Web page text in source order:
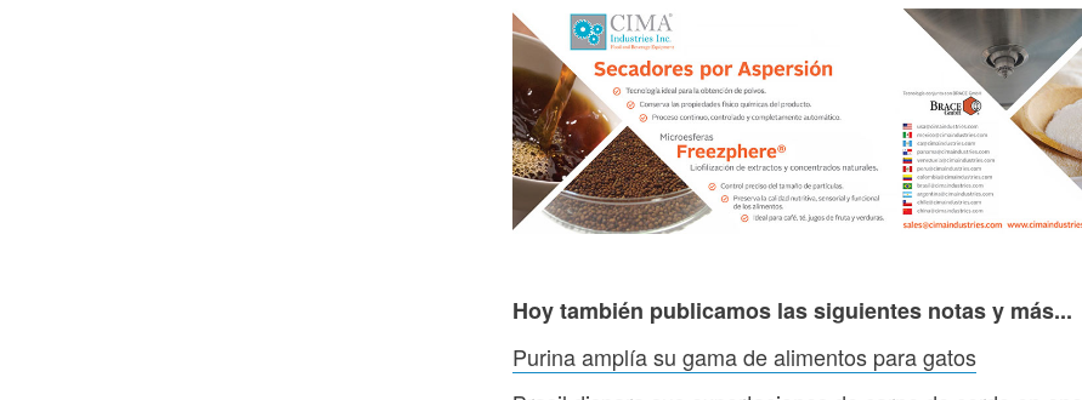
Hoy también publicamos las siguientes notas y más...
Purina amplía su gama de alimentos para gatos